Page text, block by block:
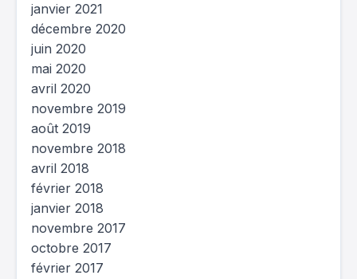
janvier 2021
décembre 2020
juin 2020
mai 2020
avril 2020
novembre 2019
août 2019
novembre 2018
avril 2018
février 2018
janvier 2018
novembre 2017
octobre 2017
février 2017